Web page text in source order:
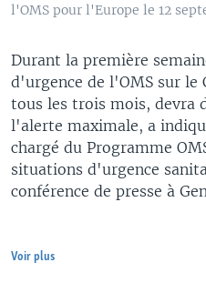
l'OMS pour l'Europe le 12
Durant la première
d'urgence de l'OMS sur le
tous les trois mois, devra
l'alerte maximale, a
chargé du Programme
situations d'urgence
conférence de presse à
Voir plus